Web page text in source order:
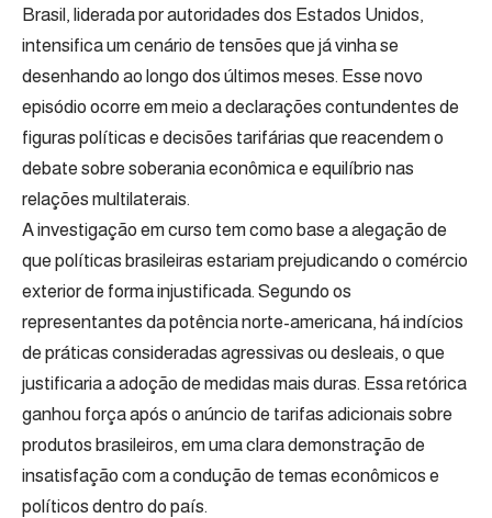
Brasil, liderada por autoridades dos Estados Unidos,
intensifica um cenário de tensões que já vinha se
desenhando ao longo dos últimos meses. Esse novo
episódio ocorre em meio a declarações contundentes de
figuras políticas e decisões tarifárias que reacendem o
debate sobre soberania econômica e equilíbrio nas
relações multilaterais.
A investigação em curso tem como base a alegação de
que políticas brasileiras estariam prejudicando o comércio
exterior de forma injustificada. Segundo os
representantes da potência norte-americana, há indícios
de práticas consideradas agressivas ou desleais, o que
justificaria a adoção de medidas mais duras. Essa retórica
ganhou força após o anúncio de tarifas adicionais sobre
produtos brasileiros, em uma clara demonstração de
insatisfação com a condução de temas econômicos e
políticos dentro do país.